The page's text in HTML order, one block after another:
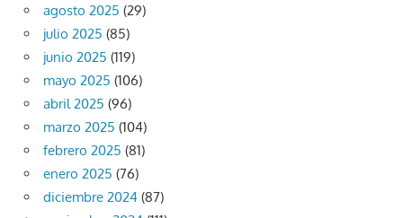
agosto 2025 (29)
julio 2025 (85)
junio 2025 (119)
mayo 2025 (106)
abril 2025 (96)
marzo 2025 (104)
febrero 2025 (81)
enero 2025 (76)
diciembre 2024 (87)